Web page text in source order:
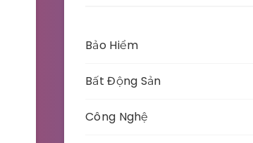
Bảo Hiểm
Bất Động Sản
Công Nghệ